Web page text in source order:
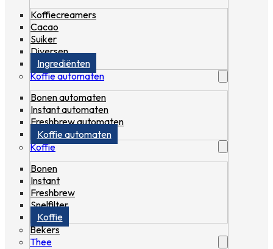
Koffiecreamers
Cacao
Suiker
Diversen
Ingrediënten
Koffie automaten
Bonen automaten
Instant automaten
Freshbrew automaten
Koffie automaten
Koffie
Bonen
Instant
Freshbrew
Snelfilter
Koffie
Bekers
Thee